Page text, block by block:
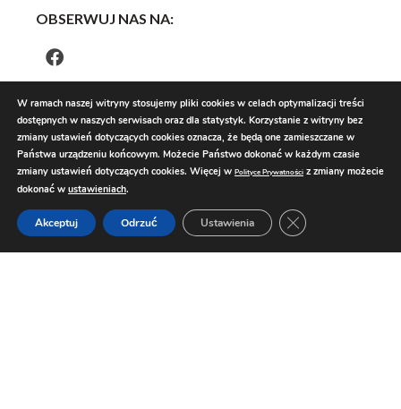
OBSERWUJ NAS NA:
W ramach naszej witryny stosujemy pliki cookies w celach optymalizacji treści
dostępnych w naszych serwisach oraz dla statystyk. Korzystanie z witryny bez
zmiany ustawień dotyczących cookies oznacza, że będą one zamieszczane w
Państwa urządzeniu końcowym. Możecie Państwo dokonać w każdym czasie
zmiany ustawień dotyczących cookies. Więcej w Polityce Prywatności z zmiany możecie
dokonać w ustawieniach.
Akceptuj Odrzuć Ustawienia Zamknij panel